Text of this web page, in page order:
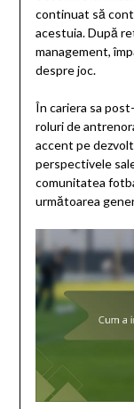
continuat să
acestuia. După
management,
despre joc.
În cariera sa
roluri de
accent pe
perspectivele
comunitatea
următoarea